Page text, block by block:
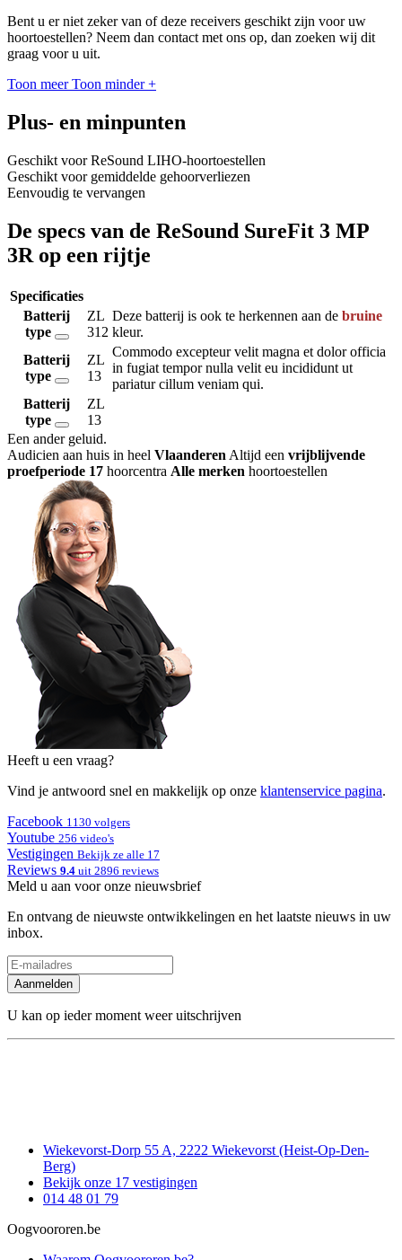
Bent u er niet zeker van of deze receivers geschikt zijn voor uw
hoortoestellen? Neem dan contact met ons op, dan zoeken wij dit
graag voor u uit.
Toon meer Toon minder +
Plus- en minpunten
Geschikt voor ReSound LIHO-hoortoestellen
Geschikt voor gemiddelde gehoorverliezen
Eenvoudig te vervangen
De specs van de ReSound SureFit 3 MP
3R op een rijtje
Specificaties
Batterij
type
ZL
312
Deze batterij is ook te herkennen aan de bruine
kleur.
Batterij
type
ZL
13
Commodo excepteur velit magna et dolor officia
in fugiat tempor nulla velit eu incididunt ut
pariatur cillum veniam qui.
Batterij
type
ZL
13
Een ander geluid.
Audicien aan huis in heel Vlaanderen Altijd een vrijblijvende
proefperiode 17 hoorcentra Alle merken hoortoestellen
Heeft u een vraag?
Vind je antwoord snel en makkelijk op onze klantenservice pagina.
Facebook 1130 volgers
Youtube 256 video's
Vestigingen Bekijk ze alle 17
Reviews 9.4 uit 2896 reviews
Meld u aan voor onze nieuwsbrief
En ontvang de nieuwste ontwikkelingen en het laatste nieuws in uw
inbox.
Aanmelden
U kan op ieder moment weer uitschrijven
Wiekevorst-Dorp 55 A, 2222 Wiekevorst (Heist-Op-Den-
Berg)
Bekijk onze 17 vestigingen
014 48 01 79
Oogvoororen.be